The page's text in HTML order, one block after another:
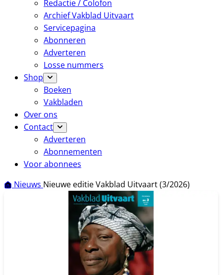
Redactie / Colofon
Archief Vakblad Uitvaart
Servicepagina
Abonneren
Adverteren
Losse nummers
Shop
Boeken
Vakbladen
Over ons
Contact
Adverteren
Abonnementen
Voor abonnees
Nieuws Nieuwe editie Vakblad Uitvaart (3/2026)